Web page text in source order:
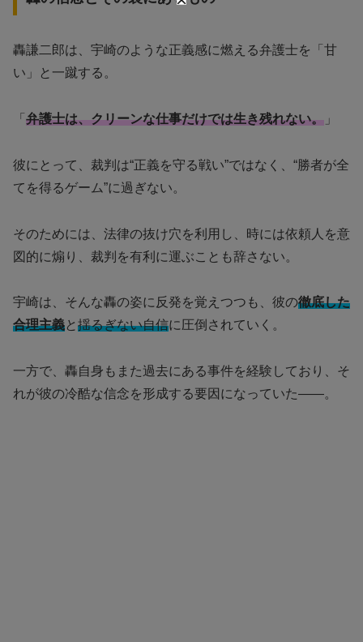
轟謙二郎は、宇崎のような正義感に燃える弁護士を「甘
い」と一蹴する。
「 弁護士は、クリーンな仕事だけでは生き残れない。 」
彼にとって、裁判は“正義を守る戦い”ではなく、“勝者が全
てを得るゲーム”に過ぎない。
そのためには、法律の抜け穴を利用し、時には依頼人を意
図的に煽り、裁判を有利に運ぶことも辞さない。
宇崎は、そんな轟の姿に反発を覚えつつも、彼の徹底した
合理主義と 揺るぎない自信に圧倒されていく。
一方で、轟自身もまた過去にある事件を経験しており、そ
れが彼の冷酷な信念を形成する要因になっていた——。